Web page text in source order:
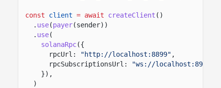
const client = await createClient ()
. use(payer(sender))
. use(
solanaRpc({
rpcUrl:
"http://localhost:8899" ,
rpcSubscriptionsUrl:
"ws://localhost:8900"
}),
)